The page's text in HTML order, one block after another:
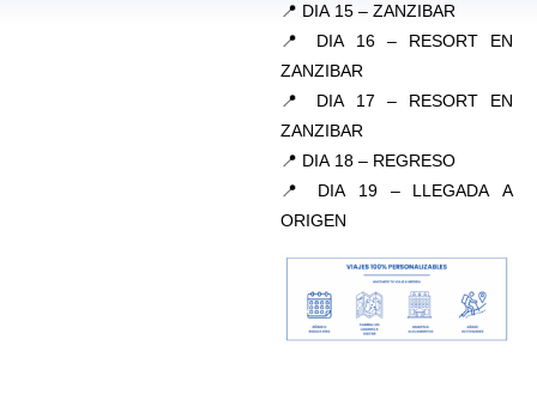
📍 DIA 15 – ZANZIBAR
📍 DIA 16 – RESORT EN
ZANZIBAR
📍 DIA 17 – RESORT EN
ZANZIBAR
📍 DIA 18 – REGRESO
📍 DIA 19 – LLEGADA A
ORIGEN